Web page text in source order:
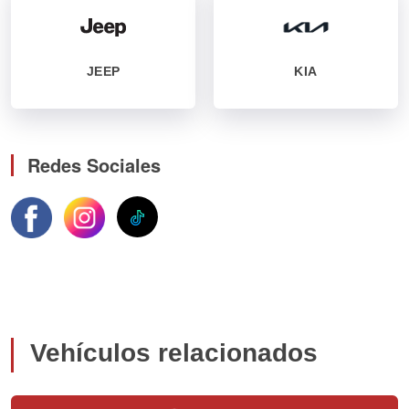
JEEP KIA
Redes Sociales
Vehículos relacionados